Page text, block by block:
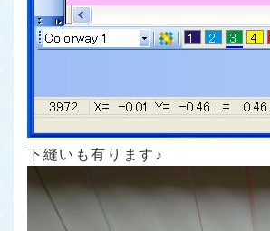
下縫いも有ります♪